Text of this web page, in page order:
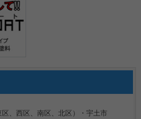
、西区、南区、北区）
宇土市